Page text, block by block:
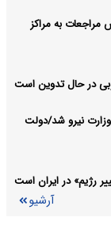
مراجعات به مراکز
در حال تدوین است
نیرو شد/دولت
رژیم» در ایران است
آرشیو